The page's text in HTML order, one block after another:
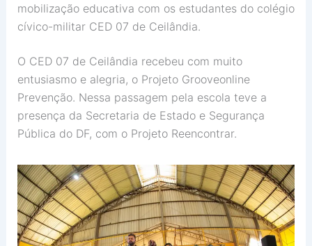
mobilização educativa com os estudantes do colégio
cívico-militar CED 07 de Ceilândia.
O CED 07 de Ceilândia recebeu com muito
entusiasmo e alegria, o Projeto Grooveonline
Prevenção. Nessa passagem pela escola teve a
presença da Secretaria de Estado e Segurança
Pública do DF, com o Projeto Reencontrar.